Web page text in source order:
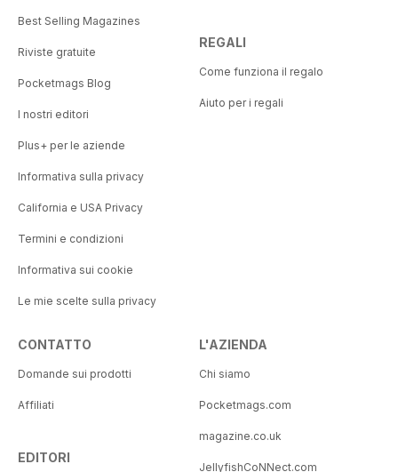
Best Selling Magazines
Riviste gratuite
Pocketmags Blog
I nostri editori
Plus+ per le aziende
Informativa sulla privacy
California e USA Privacy
Termini e condizioni
Informativa sui cookie
Le mie scelte sulla privacy
REGALI
Come funziona il regalo
Aiuto per i regali
CONTATTO
Domande sui prodotti
Affiliati
EDITORI
L'AZIENDA
Chi siamo
Pocketmags.com
magazine.co.uk
JellyfishCoNNect.com